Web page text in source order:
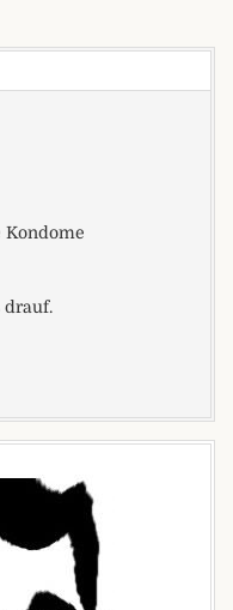
Kondome
drauf.